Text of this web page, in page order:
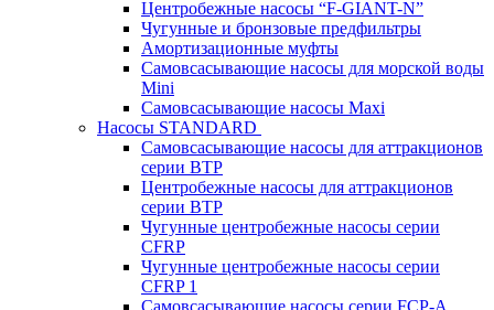
Центробежные насосы “F-GIANT-N”
Чугунные и бронзовые предфильтры
Амортизационные муфты
Самовсасывающие насосы для морской воды
Mini
Самовсасывающие насосы Maxi
Насосы STANDARD
Самовсасывающие насосы для аттракционов
серии BTP
Центробежные насосы для аттракционов
серии BTP
Чугунные центробежные насосы серии
CFRP
Чугунные центробежные насосы серии
CFRP 1
Самовсасывающие насосы серии FCP-A